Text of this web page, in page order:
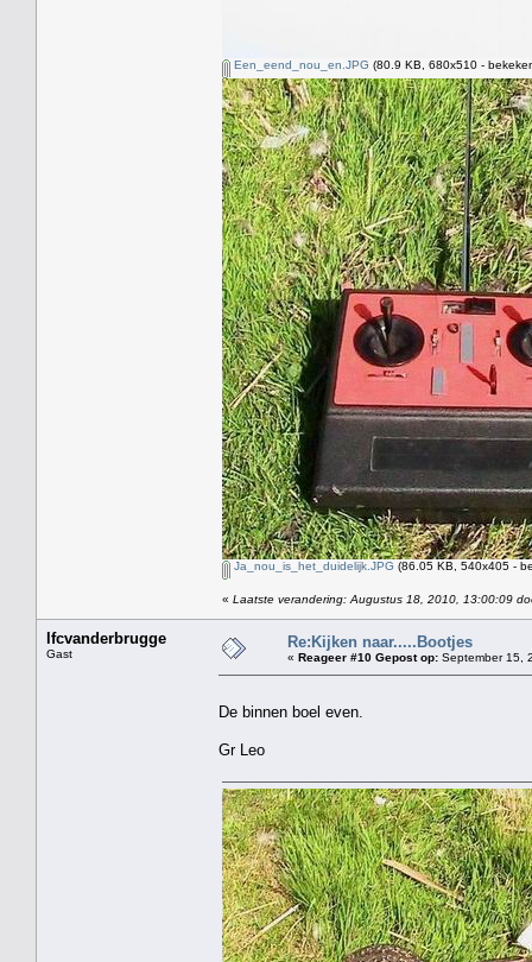
Een_eend_nou_en.JPG (80.9 KB, 680x510 -
Ja_nou_is_het_duidelijk.JPG (86.05 KB, 540x405 -
« Laatste verandering: Augustus 18, 2010, 13:00:09
lfcvanderbrugge
Gast
Re:Kijken naar.....Bootjes
« Reageer #10 Gepost op: September 15,
De binnen boel even.
Gr Leo